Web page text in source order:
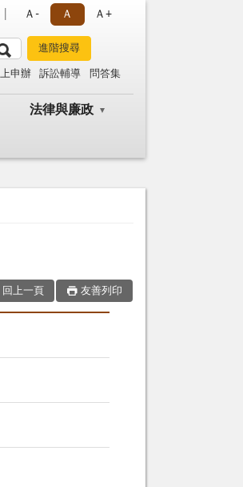
Ａ- Ａ Ａ+
申辦 訴訟輔導 問答集
法律與廉政
回上一頁 友善列印